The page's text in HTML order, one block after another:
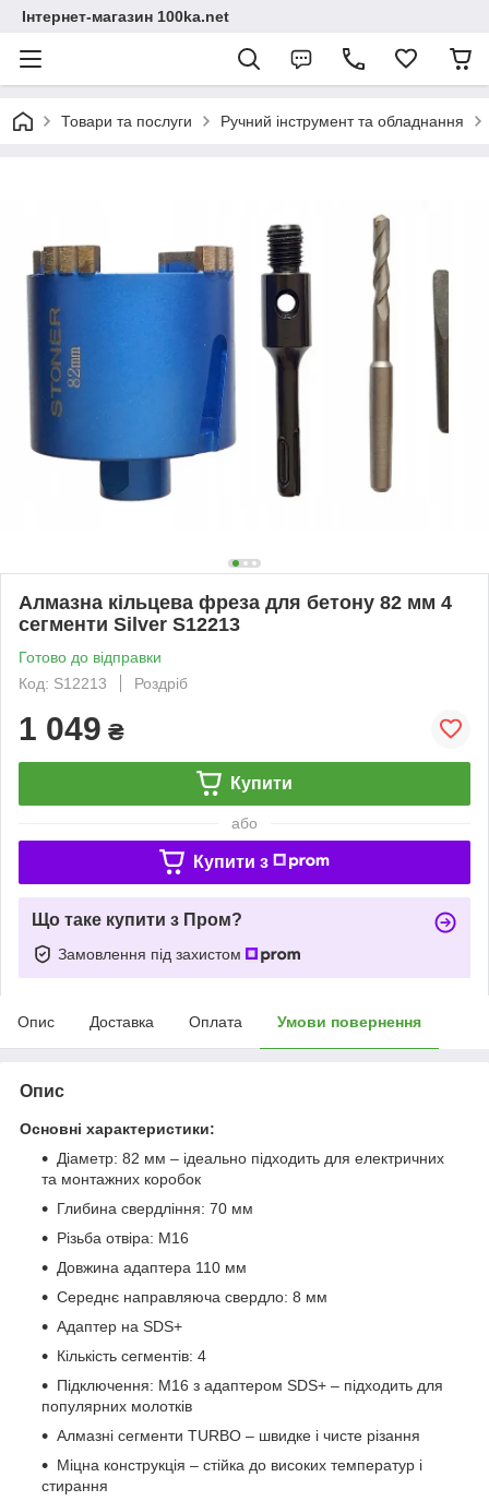
Інтернет-магазин 100ka.net
Товари та послуги Ручний інструмент та обладнання
Алмазна кільцева фреза для бетону 82 мм 4
сегменти Silver S12213
Готово до відправки
Код: S12213
Роздріб
1 049 ₴
Купити
або
Купити з
Що таке купити з Пром?
Замовлення під захистом
Опис Доставка Оплата Умови повернення
Опис
Основні характеристики:
Діаметр: 82 мм – ідеально підходить для електричних
та монтажних коробок
Глибина свердління: 70 мм
Різьба отвіра: M16
Довжина адаптера 110 мм
Середнє направляюча свердло: 8 мм
Адаптер на SDS+
Кількість сегментів: 4
Підключення: M16 з адаптером SDS+ – підходить для
популярних молотків
Алмазні сегменти TURBO – швидке і чисте різання
Міцна конструкція – стійка до високих температур і
стирання